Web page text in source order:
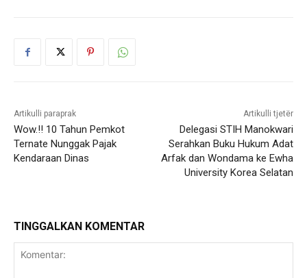
Artikulli paraprak
Wow.!! 10 Tahun Pemkot
Ternate Nunggak Pajak
Kendaraan Dinas
Artikulli tjetër
Delegasi STIH Manokwari
Serahkan Buku Hukum Adat
Arfak dan Wondama ke Ewha
University Korea Selatan
TINGGALKAN KOMENTAR